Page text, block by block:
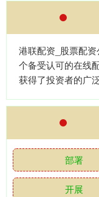
港联配资_股票配
个备受认可的在线
获得了投资者的广
部署
开展